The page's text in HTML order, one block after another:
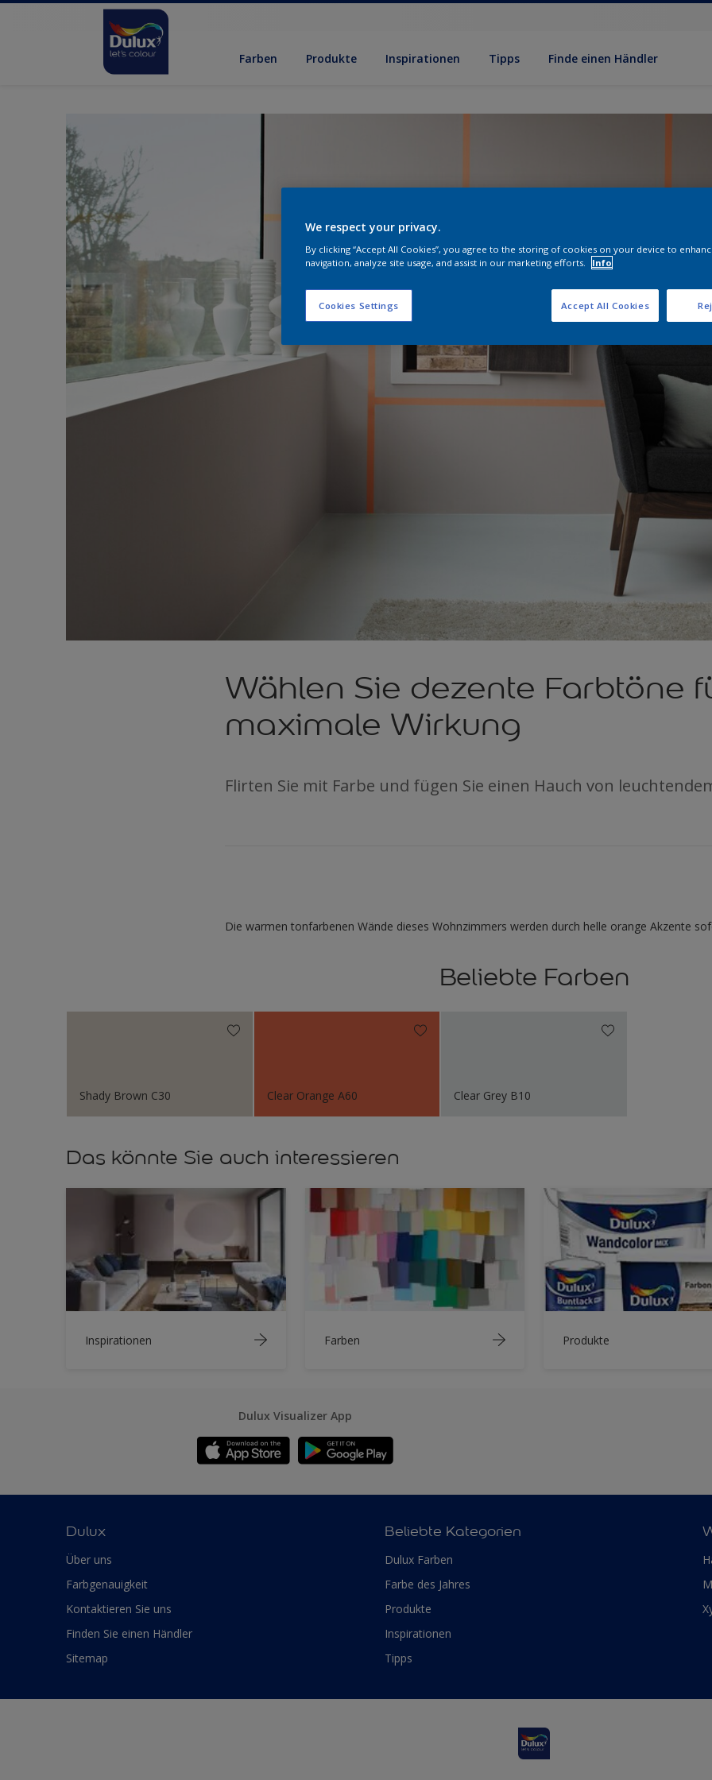
Farben Produkte Inspirationen Tipps Finde einen Händler
Wählen Sie dezente Farbtöne
maximale Wirkung
Flirten Sie mit Farbe und fügen Sie einen Hauch von
Die warmen tonfarbenen Wände dieses Wohnzimmers werden durch helle orange Akzente
Beliebte Farben
Shady Brown C30 Clear Orange A60 Clear Grey B10
Das könnte Sie auch interessieren
Inspirationen Farben Produkte
Dulux Visualizer App
Dulux
Über uns
Farbgenauigkeit
Kontaktieren Sie uns
Finden Sie einen Händler
Sitemap
Beliebte Kategorien
Dulux Farben
Farbe des Jahres
Produkte
Inspirationen
Tipps
We respect your privacy.
By clicking “Accept All Cookies”, you agree to the storing of cookies on your device to
navigation, analyze site usage, and assist in our marketing efforts.
Info
Cookies Settings Accept All Cookies